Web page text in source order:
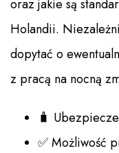
oraz jakie są
Holandii.
dopytać o
z pracą na nocną
🧳
✅ Możliwość